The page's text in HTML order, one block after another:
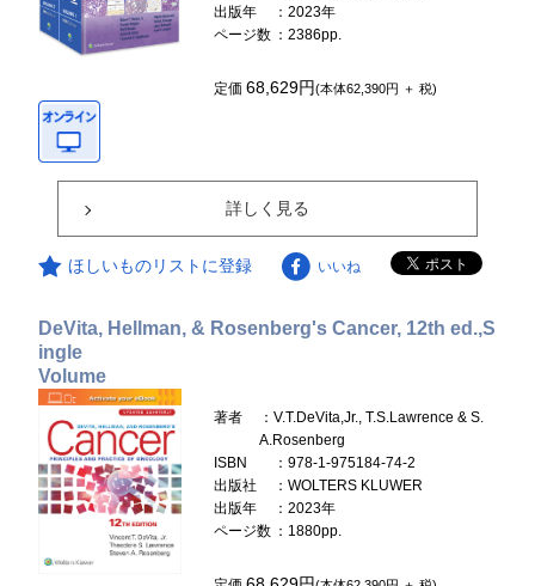
出版年
：2023年
ページ数 ：2386pp.
定価68,629円(本体62,390円 ＋ 税)
詳しく見る
ほしいものリストに登録 いいね
DeVita, Hellman, & Rosenberg's Cancer, 12th ed.,S
ingle
Volume
著者
：V.T.DeVita,Jr., T.S.Lawrence & S.
A.Rosenberg
ISBN
：978-1-975184-74-2
出版社
：WOLTERS KLUWER
出版年
：2023年
ページ数 ：1880pp.